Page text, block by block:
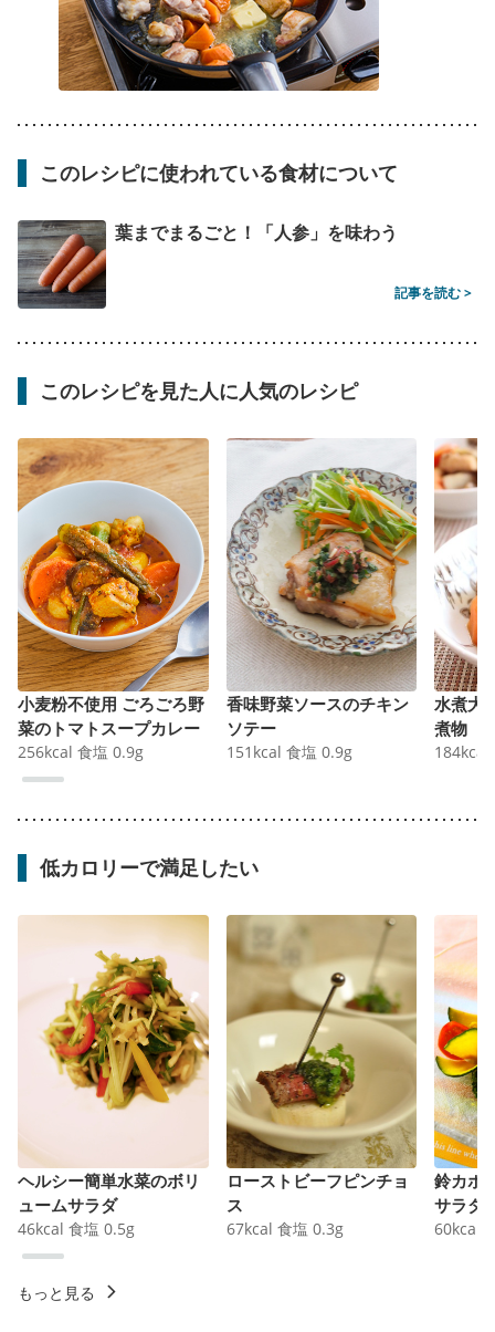
このレシピに使われている食材について
葉までまるごと！「人参」を味わう
記事を読む >
このレシピを見た人に人気のレシピ
小麦粉不使用 ごろごろ野
菜のトマトスープカレー
256kcal 食塩 0.9g
香味野菜ソースのチキン
ソテー
151 kcal 食塩 0.9g
水煮大
煮物
184kcal
低カロリーで満足したい
ヘルシー簡単水菜のボリ
ュームサラダ
46kcal 食塩 0.5g
ローストビーフピンチョ
ス
67kcal 食塩 0.3g
鈴カボ
サラダ
60kcal
もっと見る